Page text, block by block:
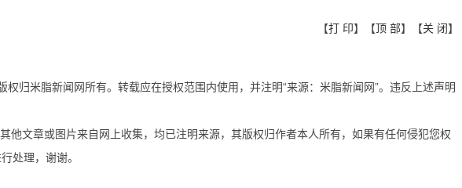
【打 印】【顶 部】【关 闭】
权归米脂新闻网所有。转载应在授权范围内使用，并注明“来源：米脂新闻网”。违反上述声明
他文章或图片来自网上收集，均已注明来源，其版权归作者本人所有，如果有任何侵犯您权
处理，谢谢。